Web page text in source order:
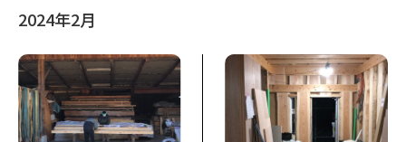
2024年2月